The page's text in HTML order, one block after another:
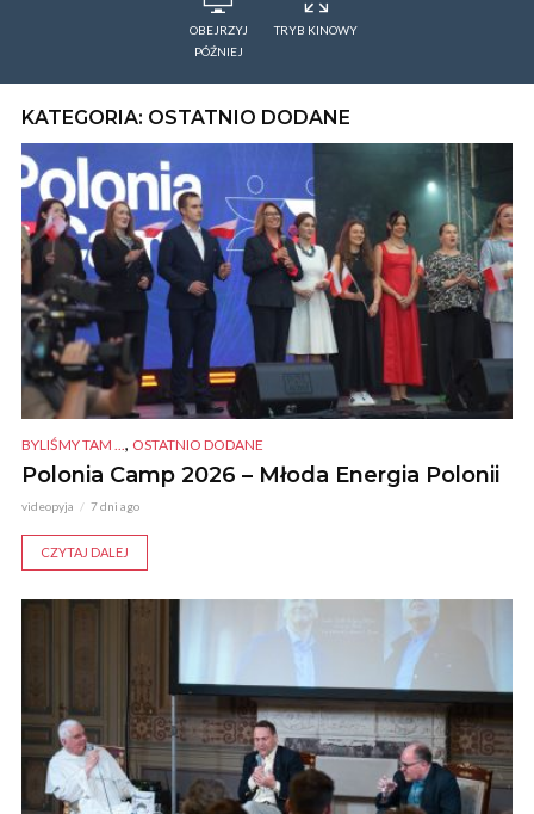
OBEJRZYJ
PÓŹNIEJ
TRYB KINOWY
KATEGORIA: OSTATNIO DODANE
BYLIŚMY TAM ..., OSTATNIO DODANE
Polonia Camp 2026 – Młoda Energia Polonii
videopyja 7 dni ago
CZYTAJ DALEJ